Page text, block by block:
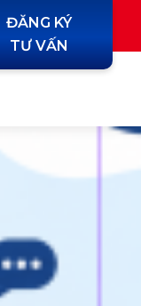
ĐĂNG KÝ
TƯ VẤN